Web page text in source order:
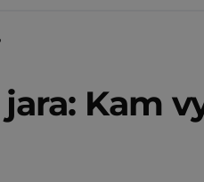
Kam